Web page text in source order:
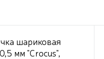
шариковая
мм "Crocus",